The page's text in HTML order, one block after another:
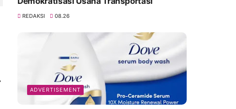
REDAKSI 08.26
ADVERTISEMENT